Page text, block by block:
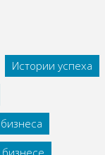
Истории успеха